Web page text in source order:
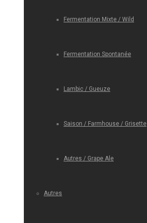
Fermentation Mixte / Wild
Fermentation Spontanée
Lambic / Gueuze
Saison / Farmhouse / Grisette
Autres / Grape Ale
Autres